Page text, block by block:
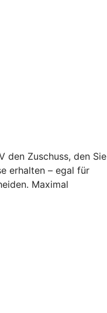
den Zuschuss, den Sie
erhalten – egal für
Maximal